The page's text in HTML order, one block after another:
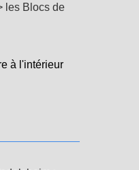
les Blocs de
à l'intérieur